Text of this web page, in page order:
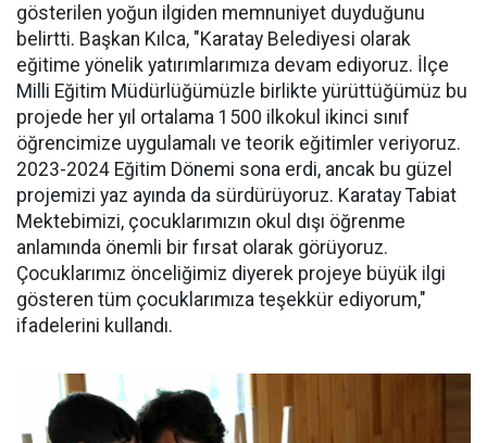
gösterilen yoğun ilgiden memnuniyet duyduğunu
belirtti. Başkan Kılca, "Karatay Belediyesi olarak
eğitime yönelik yatırımlarımıza devam ediyoruz. İlçe
Milli Eğitim Müdürlüğümüzle birlikte yürüttüğümüz bu
projede her yıl ortalama 1500 ilkokul ikinci sınıf
öğrencimize uygulamalı ve teorik eğitimler veriyoruz.
2023-2024 Eğitim Dönemi sona erdi, ancak bu güzel
projemizi yaz ayında da sürdürüyoruz. Karatay Tabiat
Mektebimizi, çocuklarımızın okul dışı öğrenme
anlamında önemli bir fırsat olarak görüyoruz.
Çocuklarımız önceliğimiz diyerek projeye büyük ilgi
gösteren tüm çocuklarımıza teşekkür ediyorum,"
ifadelerini kullandı.